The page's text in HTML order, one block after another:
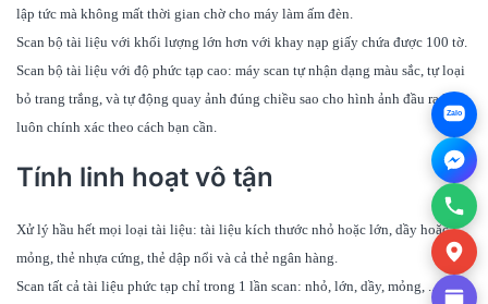
lập tức mà không mất thời gian chờ cho máy làm ấm đèn.
Scan bộ tài liệu với khối lượng lớn hơn với khay nạp giấy chứa được 100 tờ.
Scan bộ tài liệu với độ phức tạp cao: máy scan tự nhận dạng màu sắc, tự loại
bỏ trang trắng, và tự động quay ảnh đúng chiều sao cho hình ảnh đầu ra luôn
luôn chính xác theo cách bạn cần.
Tính linh hoạt vô tận
Xử lý hầu hết mọi loại tài liệu: tài liệu kích thước nhỏ hoặc lớn, dầy hoặc
mỏng, thẻ nhựa cứng, thẻ dập nổi và cả thẻ ngân hàng.
Scan tất cả tài liệu phức tạp chỉ trong 1 lần scan: nhỏ, lớn, dầy, mỏng, ... máy
Zalo